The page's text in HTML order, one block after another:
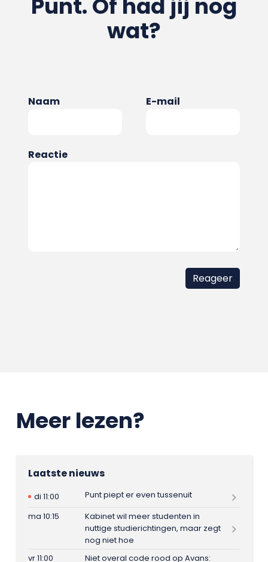
Punt. Of had jij nog
wat?
Naam E-mail
Reactie
Meer lezen?
Laatste nieuws
di 11:00
Punt piept er even tussenuit
ma 10:15
Kabinet wil meer studenten in
nuttige studierichtingen, maar zegt
nog niet hoe
vr 11:00
Niet overal code rood op Avans: